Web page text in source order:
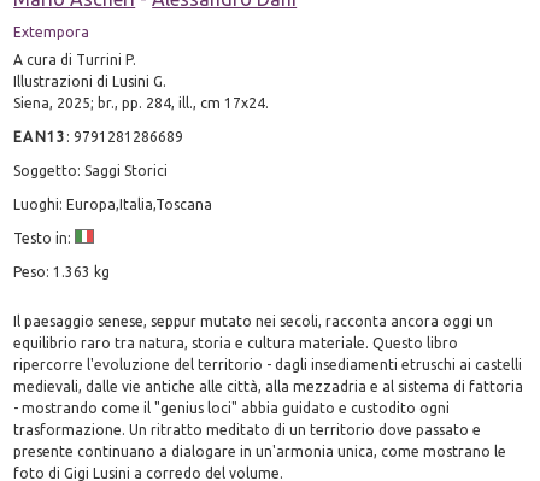
Extempora
A cura di Turrini P.
Illustrazioni di Lusini G.
Siena, 2025; br., pp. 284, ill., cm 17x24.
EAN13 :9791281286689
Soggetto: Saggi Storici
Luoghi: Europa,Italia,Toscana
Testo in:
Peso: 1.363 kg
Il paesaggio senese, seppur mutato nei secoli, racconta ancora oggi un
equilibrio raro tra natura, storia e cultura materiale. Questo libro
ripercorre l'evoluzione del territorio - dagli insediamenti etruschi ai castelli
medievali, dalle vie antiche alle città, alla mezzadria e al sistema di fattoria
- mostrando come il "genius loci" abbia guidato e custodito ogni
trasformazione. Un ritratto meditato di un territorio dove passato e
presente continuano a dialogare in un'armonia unica, come mostrano le
foto di Gigi Lusini a corredo del volume.